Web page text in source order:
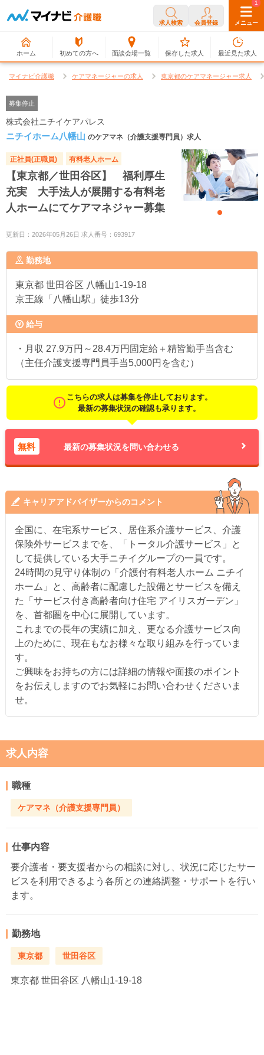
求人検索 会員登録 メニュー
ホーム 初めての方へ 面談会場一覧
0
保存した求人
1
最近見た求人
マイナビ介護職 ケアマネージャーの求人 東京都のケアマネージャー求人
募集停止
株式会社ニチイケアパレス
ニチイホーム八幡山 のケアマネ（介護支援専門員）求人
正社員(正職員) 有料老人ホーム
【東京都／世田谷区】 福利厚生
充実 大手法人が展開する有料老
人ホームにてケアマネジャー募集
更新日：2026年05月26日 求人番号：693917
勤務地
東京都 世田谷区 八幡山1-19-18
京王線「八幡山駅」徒歩13分
給与
・月収 27.9万円～28.4万円固定給＋精皆勤手当含む
（主任介護支援専門員手当5,000円を含む）
こちらの求人は募集を停止しております。
最新の募集状況の確認も承ります。
無料 最新の募集状況を問い合わせる
キャリアアドバイザーからのコメント
全国に、在宅系サービス、居住系介護サービス、介護
保険外サービスまでを、「トータル介護サービス」と
して提供している大手ニチイグループの一員です。
24時間の見守り体制の「介護付有料老人ホーム ニチイ
ホーム」と、高齢者に配慮した設備とサービスを備え
た「サービス付き高齢者向け住宅 アイリスガーデン」
を、首都圏を中心に展開しています。
これまでの長年の実績に加え、更なる介護サービス向
上のために、現在もなお様々な取り組みを行っていま
す。
ご興味をお持ちの方には詳細の情報や面接のポイント
をお伝えしますのでお気軽にお問い合わせくださいま
せ。
求人内容
職種
ケアマネ（介護支援専門員）
仕事内容
要介護者・要支援者からの相談に対し、状況に応じたサー
ビスを利用できるよう各所との連絡調整・サポートを行い
ます。
勤務地
東京都 世田谷区
東京都 世田谷区 八幡山1-19-18